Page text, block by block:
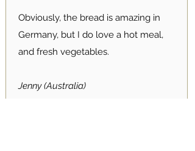
Obviously, the bread is amazing in
Germany, but I do love a hot meal,
and fresh vegetables.
Jenny (Australia)